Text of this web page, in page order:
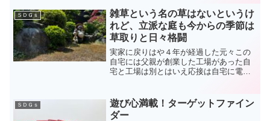
ＳＤＧｓ
雑草という名の草はないというけ
れど、立派な庭も今からの季節は
草取りと日々格闘
実家に戻りはや４年が経過した元々この
自宅には父親が創業した工場があった自
宅と工場は別とはいえ応接は自宅に電話
に工場を移したのが自分が21歳の今から
46年前。そこから今の...
ＳＤＧｓ
遊び心満載！ターゲットファイン
ダー